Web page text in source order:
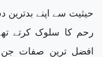
حیثیت سے اپنے
رحم کا سلوک کرتے
افضل ترین صفات جن